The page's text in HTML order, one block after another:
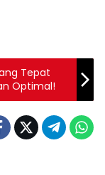
Tepat
Optimal!